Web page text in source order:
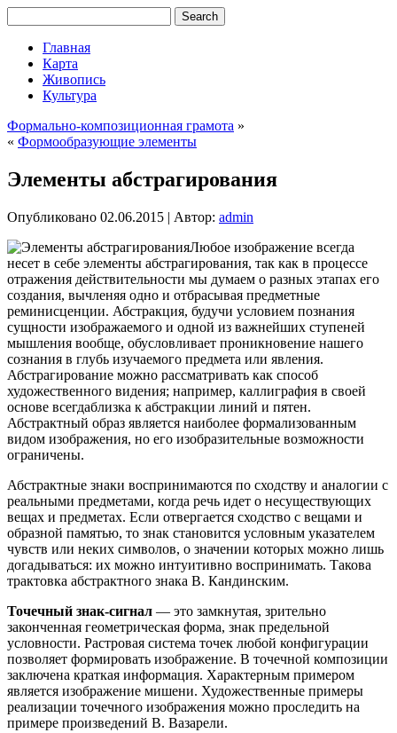
Главная
Карта
Живопись
Культура
Формально-композиционная грамота »
« Формообразующие элементы
Элементы абстрагирования
Опубликовано 02.06.2015 | Автор: admin
Любое изображение всегда
несет в себе элементы абстрагирования, так как в процессе
отражения действительности мы думаем о разных этапах его
создания, вычленяя одно и отбрасывая предметные
реминисценции. Абстракция, будучи условием познания
сущности изображаемого и одной из важнейших ступеней
мышления вообще, обусловливает проникновение нашего
сознания в глубь изучаемого предмета или явления.
Абстрагирование можно рассматривать как способ
художественного видения; например, каллиграфия в своей
основе всегдаблизка к абстракции линий и пятен.
Абстрактный образ является наиболее формализованным
видом изображения, но его изобразительные возможности
ограничены.
Абстрактные знаки воспринимаются по сходству и аналогии с
реальными предметами, когда речь идет о несуществующих
вещах и предметах. Если отвергается сходство с вещами и
образной памятью, то знак становится условным указателем
чувств или неких символов, о значении которых можно лишь
догадываться: их можно интуитивно воспринимать. Такова
трактовка абстрактного знака В. Кандинским.
Точечный знак-сигнал — это замкнутая, зрительно
законченная геометрическая форма, знак предельной
условности. Растровая система точек любой конфигурации
позволяет формировать изображение. В точечной композиции
заключена краткая информация. Характерным примером
является изображение мишени. Художественные примеры
реализации точечного изображения можно проследить на
примере произведений В. Вазарели.